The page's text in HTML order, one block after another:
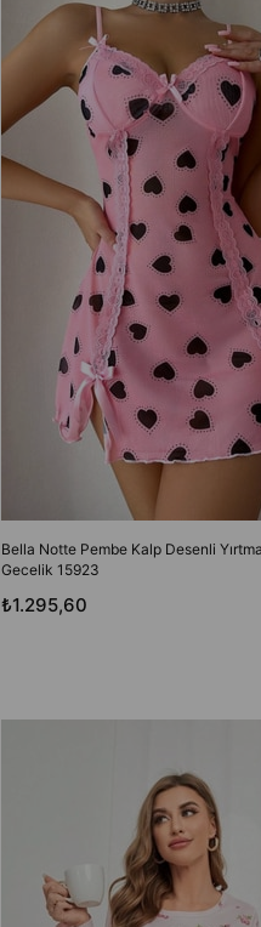
Bella Notte Pembe Kalp Desenli
Gecelik 15923
₺1.295,60